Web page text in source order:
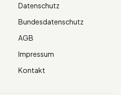
Datenschutz
Bundesdatenschutz
AGB
Impressum
Kontakt